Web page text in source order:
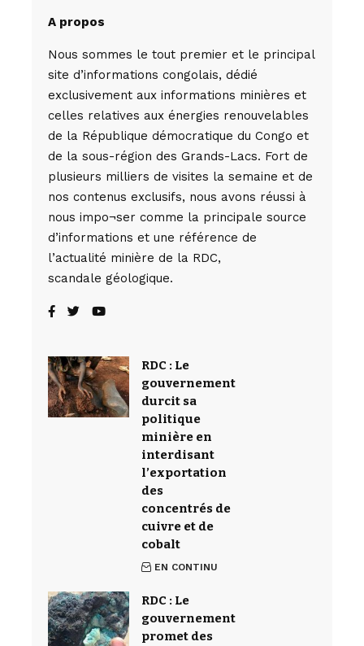
A propos
Nous sommes le tout premier et le principal
site d’informations congolais, dédié
exclusivement aux informations minières et
celles relatives aux énergies renouvelables
de la République démocratique du Congo et
de la sous-région des Grands-Lacs. Fort de
plusieurs milliers de visites la semaine et de
nos contenus exclusifs, nous avons réussi à
nous impo¬ser comme la principale source
d’informations et une référence de
l’actualité minière de la RDC,
scandale géologique.
RDC : Le
gouvernement
durcit sa
politique
minière en
interdisant
l’exportation
des
concentrés de
cuivre et de
cobalt
EN CONTINU
RDC : Le
gouvernement
promet des